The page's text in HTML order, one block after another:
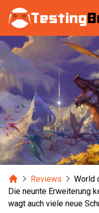
Zum Hauptinhalt springen
HomeReviews
World
Die neunte Erweiterung
wagt auch viele neue